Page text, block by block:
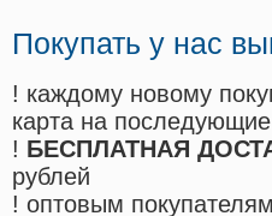
Покупать у нас
! каждому новому
карта на последующие
! БЕСПЛАТНАЯ
рублей
! оптовым